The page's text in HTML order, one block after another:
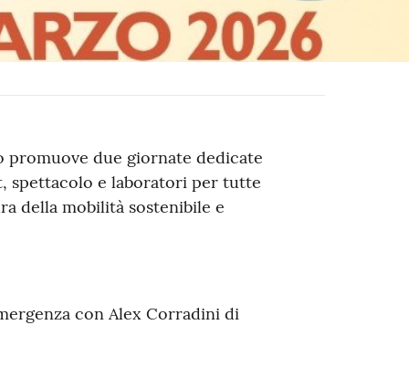
promuove due giornate dedicate
spettacolo e laboratori per tutte
della mobilità sostenibile e
con Alex Corradini di